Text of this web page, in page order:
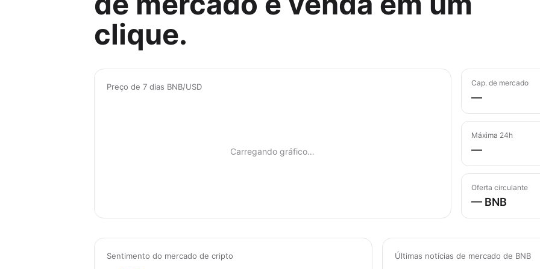
clique.
Preço de 7 dias BNB/USD
Carregando gráfico…
Cap. de mercado
—
Máxima 24h
—
Oferta circulante
— BNB
Sentimento do mercado de cripto Últimas notícias de mercado de BNB